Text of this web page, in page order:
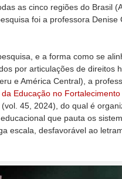
as cinco regiões do Brasil
foi a professora
e a forma como se
por articulações de direitos
e América Central), a
Educação no
(vol. 45, 2024), do qual é
que pauta os
escala, desfavorável ao